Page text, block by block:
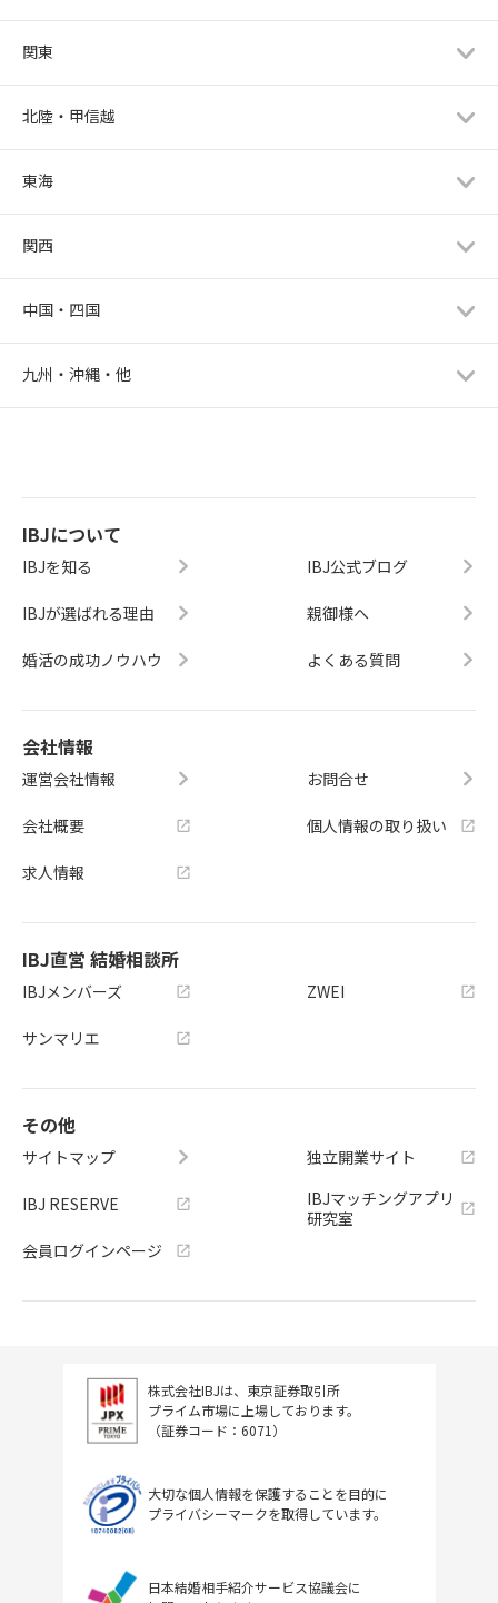
関東
北陸・甲信越
東海
関西
中国・四国
九州・沖縄・他
IBJについて
IBJを知る
IBJが選ばれる理由
婚活の成功ノウハウ
IBJ公式ブログ
親御様へ
よくある質問
会社情報
運営会社情報
会社概要
求人情報
お問合せ
個人情報の取り扱い
IBJ直営 結婚相談所
IBJメンバーズ
サンマリエ
ZWEI
その他
サイトマップ
IBJ RESERVE
会員ログインページ
独立開業サイト
IBJマッチングアプリ
研究室
株式会社IBJは、東京証券取引所
プライム市場に上場しております。
（証券コード：6071）
大切な個人情報を保護することを目的に
プライバシーマークを取得しています。
日本結婚相手紹介サービス協議会に